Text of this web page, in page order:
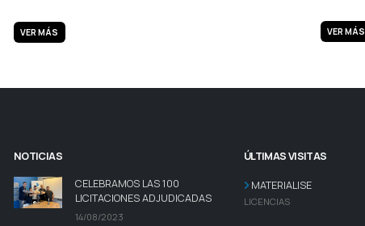
VER MÁS VER MÁS
NOTICIAS
CELEBRAMOS LAS 100
LICITACIONES ADJUDICADAS
14/08/2023
ÚLTIMAS VISITAS
MATERIALISE
LICENCIAS